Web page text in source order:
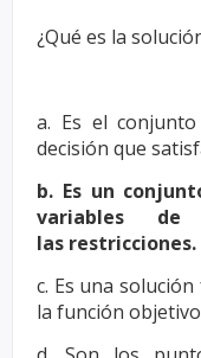
¿Qué es la
a. Es el
decisión que
b. Es un
variables de
las restricciones.
c. Es una
la función